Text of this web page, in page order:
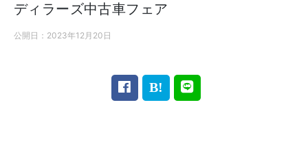
ディラーズ中古車フェア
公開日： 2023年12月20日